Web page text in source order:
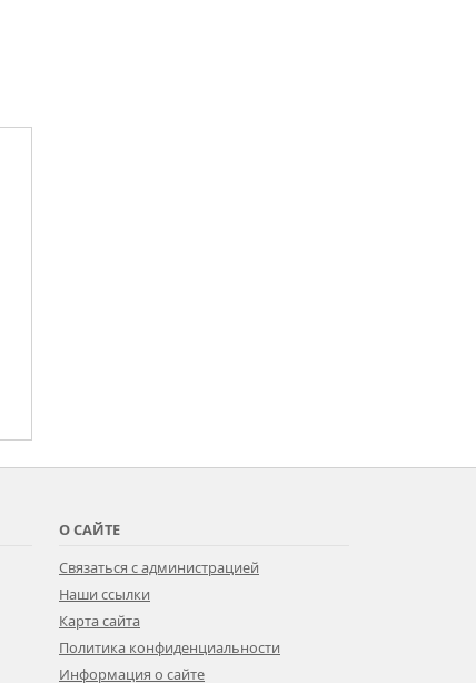
О САЙТЕ
Связаться с администрацией
Наши ссылки
Карта сайта
Политика конфиденциальности
Информация о сайте